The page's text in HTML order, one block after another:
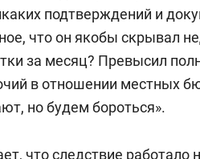
подтверждений и
что он якобы скрывал
за месяц? Превысил
в отношении местных
но будем бороться».
что следствие